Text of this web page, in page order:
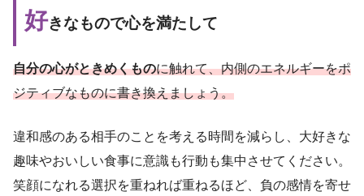
好きなもので心を満たして
自分の心がときめくものに触れて、内側のエネルギーをポ
ジティブなものに書き換えましょう。
違和感のある相手のことを考える時間を減らし、大好きな
趣味やおいしい食事に意識も行動も集中させてください。
笑顔になれる選択を重ねれば重ねるほど、負の感情を寄せ